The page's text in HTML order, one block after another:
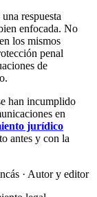
respuesta
enfocada. No
los mismos
penal
de
han incumplido
en
jurídico
antes y con la
· Autor y editor